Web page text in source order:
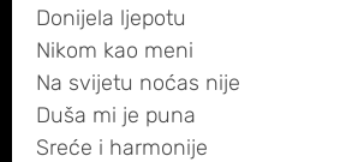
Donijela ljepotu
Nikom kao meni
Na svijetu noćas nije
Duša mi je puna
Sreće i harmonije